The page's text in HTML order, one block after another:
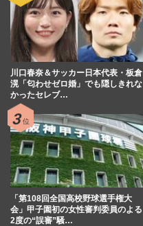
川口春奈＆サッカー日本代表・板倉
滉「匂わせゼロ婚」でも隠しきれな
かったセレブ…
「第108回全国高校野球選手権大
会」甲子園初の女性審判委員のよる
2度の“誤審”騒…